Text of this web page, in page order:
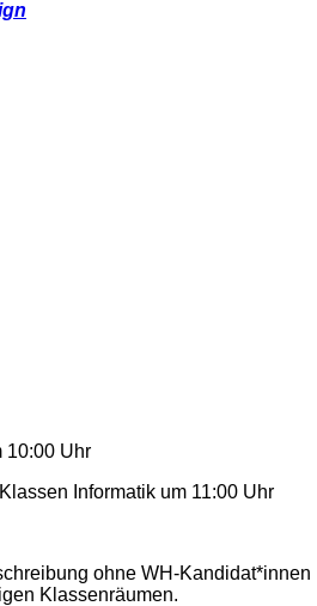
10:00 Uhr
Informatik um 11:00 Uhr
ohne WH-Kandidat*innen
Klassenräumen.